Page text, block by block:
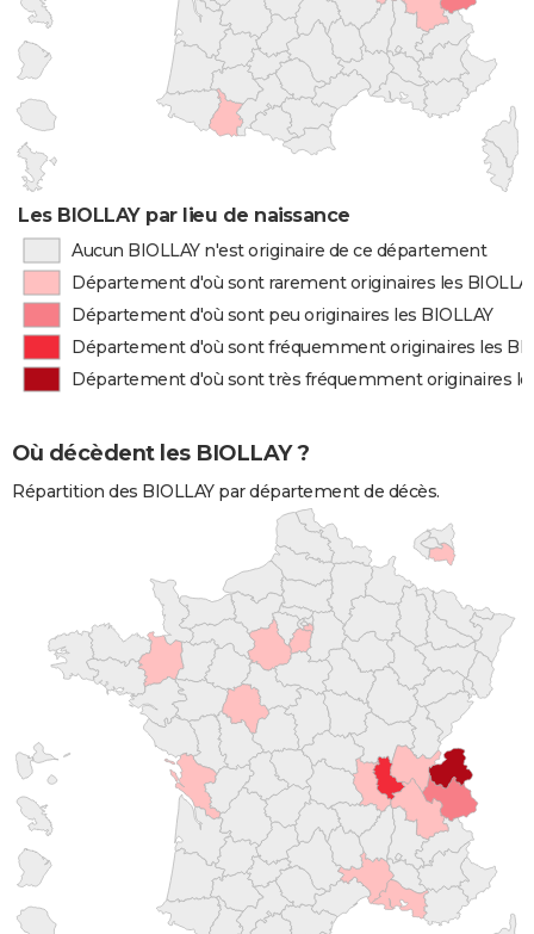
Les BIOLLAY par lieu de naissance
Aucun BIOLLAY n'est originaire de ce département
Département d'où sont rarement originaires les
Département d'où sont peu originaires les BIOLLAY
Département d'où sont fréquemment originaires les
Département d'où sont très fréquemment originaires
Où décèdent les BIOLLAY ?
Répartition des BIOLLAY par département de décès.